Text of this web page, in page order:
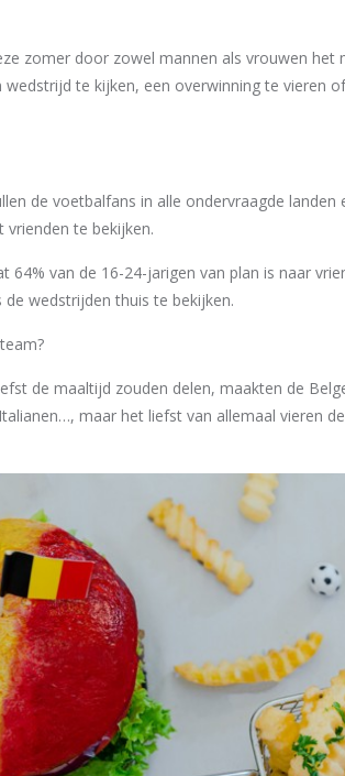
zomer door zowel mannen als vrouwen het
te kijken, een overwinning te vieren
de voetbalfans in alle ondervraagde landen
te bekijken.
64% van de 16-24-jarigen van plan is naar
wedstrijden thuis te bekijken.
de maaltijd zouden delen, maakten de
maar het liefst van allemaal vieren